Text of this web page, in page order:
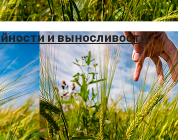
и выносливости